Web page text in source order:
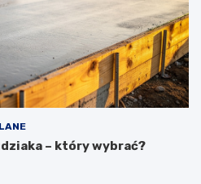
– który wybrać?